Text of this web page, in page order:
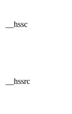
__hssc
__hssrc